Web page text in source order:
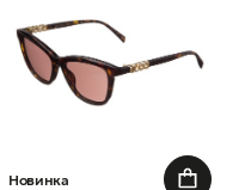
Новинка